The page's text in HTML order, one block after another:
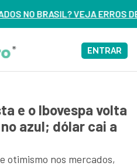
3 DELES – ASSISTA AGORA
ENTRAR
e o Ibovespa volta
azul; dólar cai a
otimismo nos mercados,